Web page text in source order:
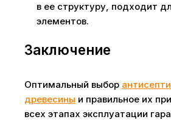
в ее структуру, подходит
элементов.
Заключение
Оптимальный выбор
древесины и правильное их
всех этапах эксплуатации